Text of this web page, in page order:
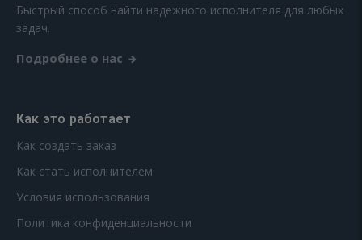
Быстрый способ найти надежного исполнителя для любых
задач.
Подробнее о нас
Как это работает
Как создать заказ
Как стать исполнителем
Условия использования
Политика конфиденциальности